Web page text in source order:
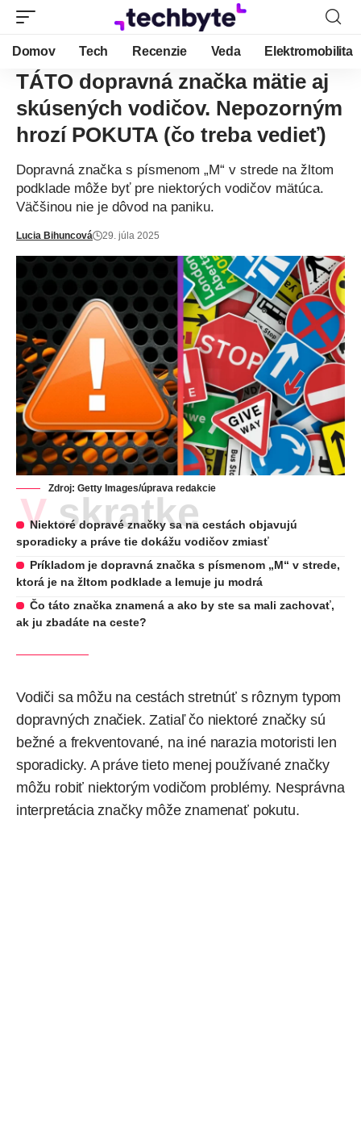
Domov Tech Recenzie Veda Elektromobilita
TÁTO dopravná značka mätie aj
skúsených vodičov. Nepozorným
hrozí POKUTA (čo treba vedieť)
Dopravná značka s písmenom „M“ v strede na žltom
podklade môže byť pre niektorých vodičov mätúca.
Väčšinou nie je dôvod na paniku.
Lucia Bihuncová 29. júla 2025
Zdroj: Getty Images/úprava redakcie
V skratke
Niektoré dopravé značky sa na cestách objavujú
sporadicky a práve tie dokážu vodičov zmiasť
Príkladom je dopravná značka s písmenom „M“ v strede,
ktorá je na žltom podklade a lemuje ju modrá
Čo táto značka znamená a ako by ste sa mali zachovať,
ak ju zbadáte na ceste?
Vodiči sa môžu na cestách stretnúť s rôznym typom
dopravných značiek. Zatiaľ čo niektoré značky sú
bežné a frekventované, na iné narazia motoristi len
sporadicky. A práve tieto menej používané značky
môžu robiť niektorým vodičom problémy. Nesprávna
interpretácia značky môže znamenať pokutu.